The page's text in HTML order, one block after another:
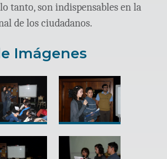
tanto, son indispensables en la
de los ciudadanos.
Imágenes